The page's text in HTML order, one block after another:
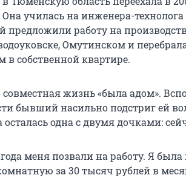
училась на инженера-
работу на
Омутинском и
собственной квартире.
совместная жизнь «была адом».
бывший насильно подстриг ей
одна с двумя дочками:
меня позвали на работу. Я
за 30 тысяч рублей в